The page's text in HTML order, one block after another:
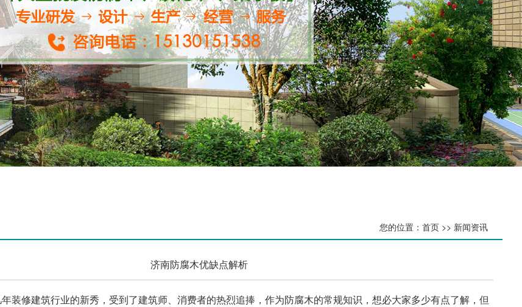
您的位置：首页 >> 新闻资讯
济南防腐木优缺点解析
装修建筑行业的新秀，受到了建筑师、消费者的热烈追捧，作为防腐木的常规知识，想必大家多少有点了解，但